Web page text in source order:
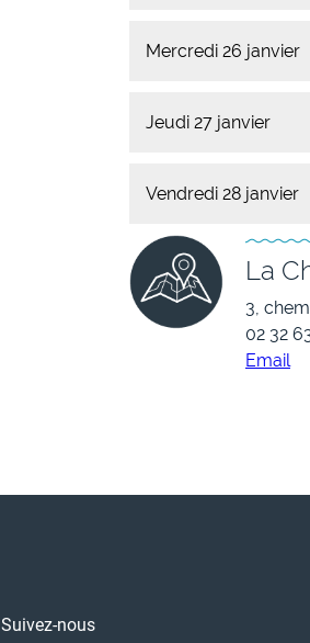
Mercredi 26 janvier
Jeudi 27 janvier
Vendredi 28 janvier
La
3,
02 32
Email
Suivez-nous